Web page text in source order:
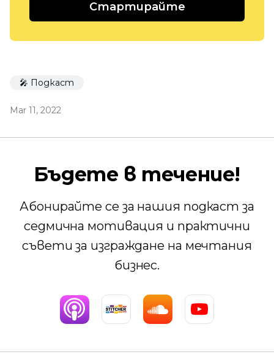
Стартирайте
🎤 Подкаст
Mar 11, 2022
Бъдете в течение!
Абонирайте се за нашия подкаст за
седмична мотивация и практични
съвети за изграждане на мечтания
бизнес.